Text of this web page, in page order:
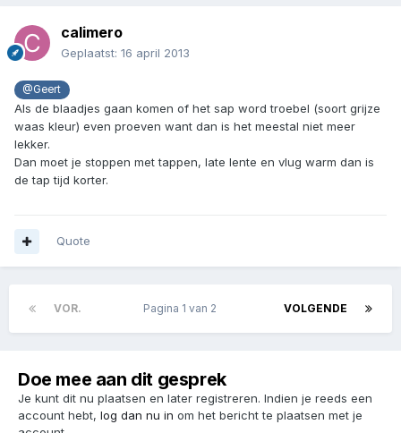
calimero
Geplaatst: 16 april 2013
@Geert
Als de blaadjes gaan komen of het sap word troebel (soort grijze
waas kleur) even proeven want dan is het meestal niet meer
lekker.
Dan moet je stoppen met tappen, late lente en vlug warm dan is
de tap tijd korter.
Quote
VOR. VOLGENDE
Pagina 1 van 2
Doe mee aan dit gesprek
Je kunt dit nu plaatsen en later registreren. Indien je reeds een
account hebt, log dan nu in om het bericht te plaatsen met je